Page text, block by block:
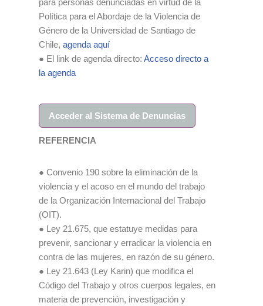
para personas denunciadas en virtud de la
Política para el Abordaje de la Violencia de
Género de la Universidad de Santiago de
Chile, agenda aquí
● El link de agenda directo: Acceso directo a
la agenda
Acceder al Sistema de Denuncias
REFERENCIA
● Convenio 190 sobre la eliminación de la
violencia y el acoso en el mundo del trabajo
de la Organización Internacional del Trabajo
(OIT).
● Ley 21.675, que estatuye medidas para
prevenir, sancionar y erradicar la violencia en
contra de las mujeres, en razón de su género.
● Ley 21.643 (Ley Karin) que modifica el
Código del Trabajo y otros cuerpos legales, en
materia de prevención, investigación y